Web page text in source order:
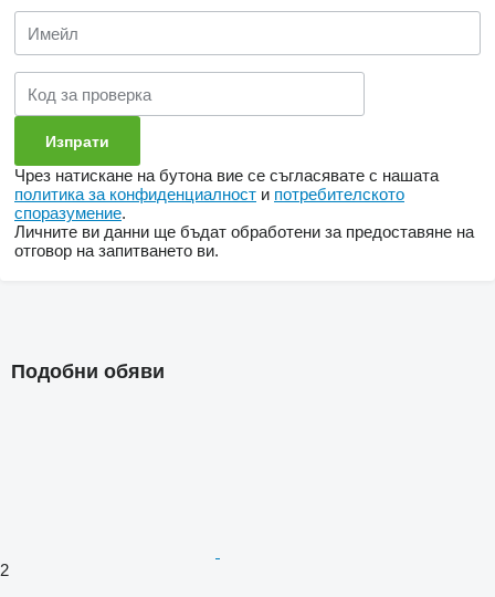
Чрез натискане на бутона вие се съгласявате с нашата
политика за конфиденциалност и потребителското
споразумение.
Личните ви данни ще бъдат обработени за предоставяне на
отговор на запитването ви.
Подобни обяви
2